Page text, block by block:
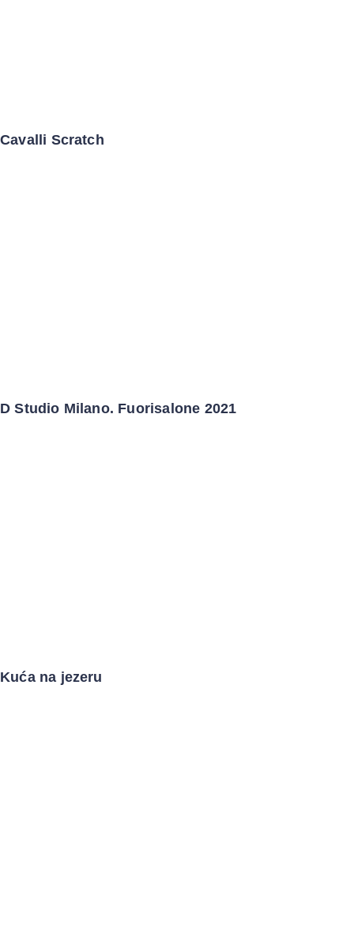
Cavalli Scratch
D Studio Milano. Fuorisalone 2021
Kuća na jezeru